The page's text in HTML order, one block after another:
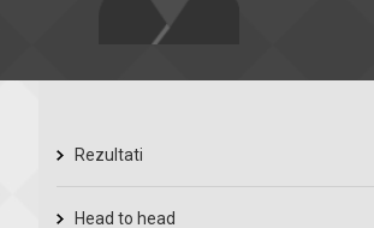
Rezultati
Head to head